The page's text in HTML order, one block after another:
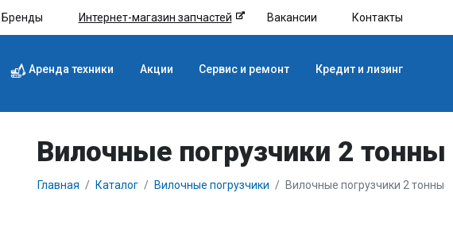
Бренды Интернет-магазин запчастей Вакансии Контакты
Аренда техники Акции Сервис и ремонт Кредит и лизинг
Вилочные погрузчики 2 тонны
Главная Каталог Вилочные погрузчики Вилочные погрузчики 2 тонны